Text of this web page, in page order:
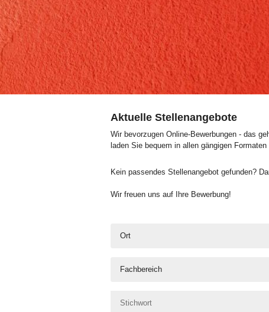
Aktuelle Stellenangebote
Wir bevorzugen Online-Bewerbungen - das
laden Sie bequem in allen gängigen Formaten
Kein passendes Stellenangebot gefunden?
Wir freuen uns auf Ihre Bewerbung!
Ort
Fachbereich